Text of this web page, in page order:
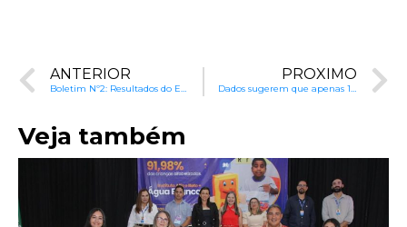
ANTERIOR PRÓXIMO
Veja também